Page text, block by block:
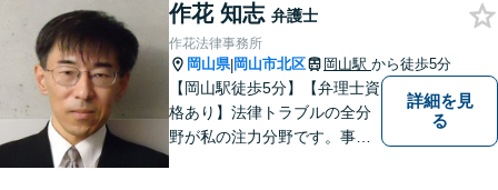
でも構いません。お気軽にご
相談ください。【土曜日も受
付可能】【専用駐車場あり】
作花 知志 弁護士
作花法律事務所
岡山県|岡山市北区 岡山駅 から徒歩5分
【岡山駅徒歩5分】【弁理士資
格あり】法律トラブルの全分
野が私の注力分野です。事務
詳細を見
る